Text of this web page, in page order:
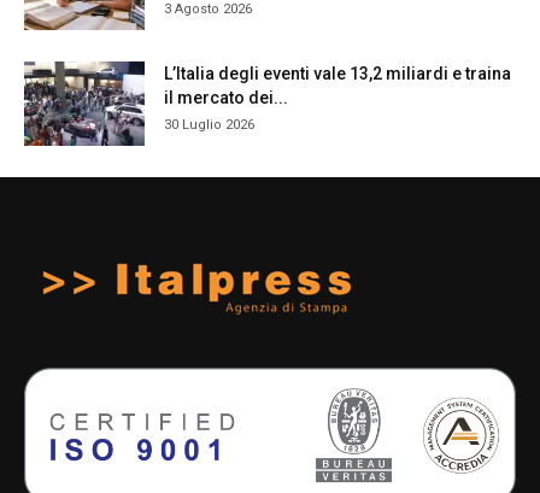
3 Agosto 2026
L’Italia degli eventi vale 13,2 miliardi e traina
il mercato dei...
30 Luglio 2026